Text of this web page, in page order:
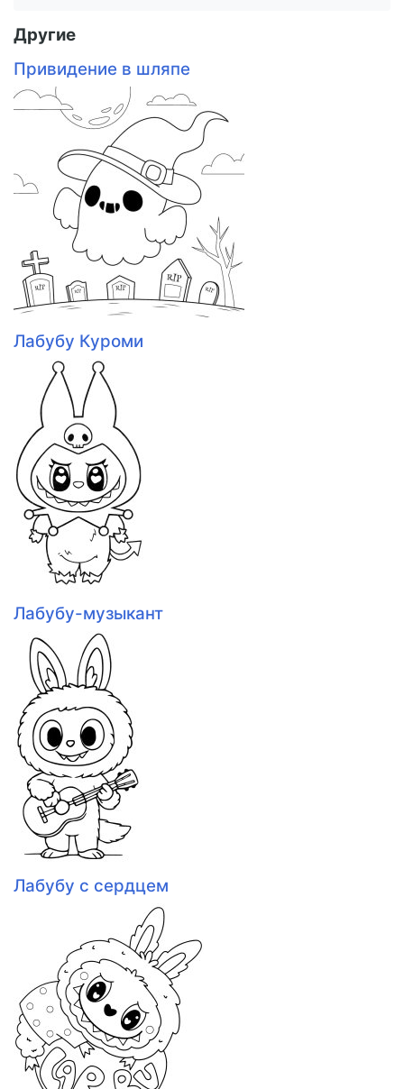
Другие
Привидение в шляпе
Лабубу Куроми
Лабубу-музыкант
Лабубу с сердцем